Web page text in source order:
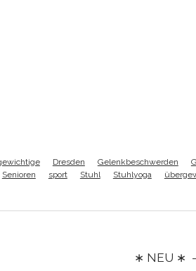
Dresden Gelenkbeschwerden
Senioren sport Stuhl Stuhlyoga
∗ NEU ∗ –